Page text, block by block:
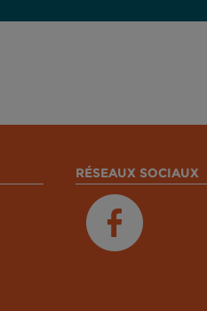
RÉSEAUX SOCIAUX